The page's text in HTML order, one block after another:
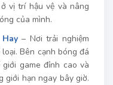
vị trí hậu vệ và nâng
của mình.
– Nơi trải nghiệm
Bên cạnh bóng đá
game đỉnh cao và
giới hạn ngay bây giờ.